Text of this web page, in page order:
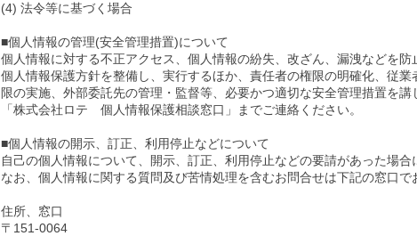
(4) 法令等に基づく場合
■個人情報の管理(安全管理措置)について
個人情報に対する不正アクセス、個人情報の紛失、改ざん、漏洩などを
個人情報保護方針を整備し、実行するほか、責任者の権限の明確化、従
限の実施、外部委託先の管理・監督等、必要かつ適切な安全管理措置を
「株式会社ロテ 個人情報保護相談窓口」までご連絡ください。
■個人情報の開示、訂正、利用停止などについて
自己の個人情報について、開示、訂正、利用停止などの要請があった場
なお、個人情報に関する質問及び苦情処理を含むお問合せは下記の窓口で
住所、窓口
〒151-0064